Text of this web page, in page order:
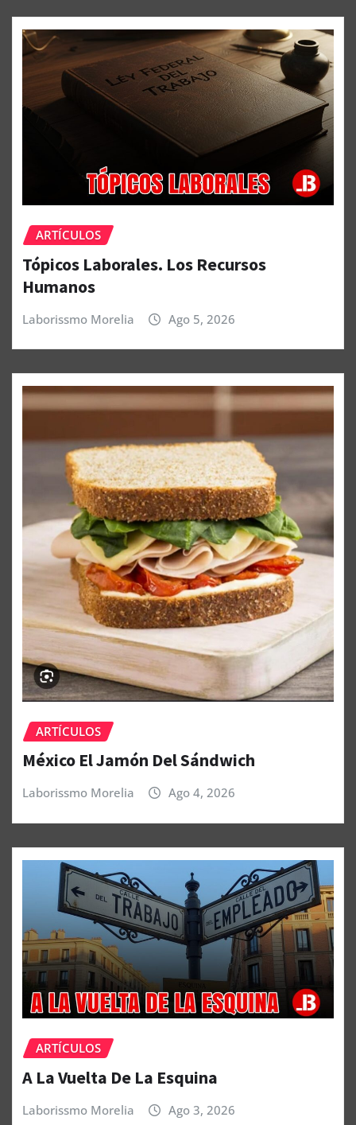
ARTÍCULOS
Tópicos Laborales. Los Recursos
Humanos
Laborissmo Morelia Ago 5, 2026
ARTÍCULOS
México El Jamón Del Sándwich
Laborissmo Morelia Ago 4, 2026
ARTÍCULOS
A La Vuelta De La Esquina
Laborissmo Morelia Ago 3, 2026